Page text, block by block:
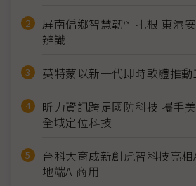
屏南偏鄉智慧韌性扎根 東港
辨識
英特蒙以新一代即時軟體推
昕力資訊跨足國防科技 攜手
全域定位科技
台科大育成新創虎智科技亮相
地端AI商用